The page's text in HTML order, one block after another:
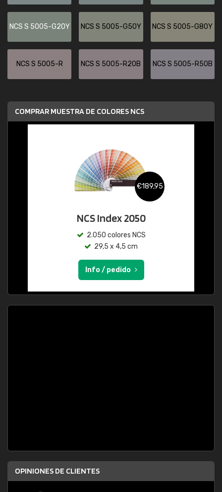
NCS S 5005-G20Y NCS S 5005-G50Y NCS S 5005-G80Y
NCS S 5005-R NCS S 5005-R20B NCS S 5005-R50B
COMPRAR MUESTRA DE COLORES NCS
€189,95
NCS Index 2050
2.050 colores NCS
29,5 x 4,5 cm
Info / pedido
OPINIONES DE CLIENTES